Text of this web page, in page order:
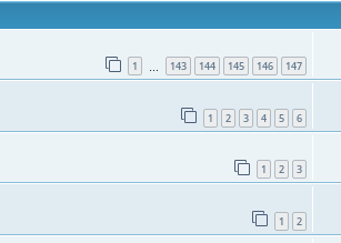
1 143 144 145 146 147
1 2 3 4 5 6
1 2 3
1 2